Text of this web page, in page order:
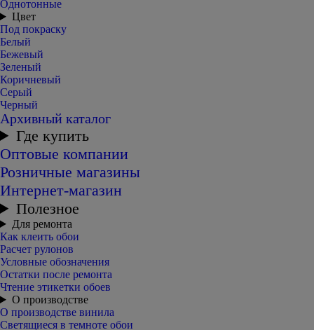
Однотонные
Цвет
Под покраску
Белый
Бежевый
Зеленый
Коричневый
Серый
Черный
Архивный каталог
Где купить
Оптовые компании
Розничные магазины
Интернет-магазин
Полезное
Для ремонта
Как клеить обои
Расчет рулонов
Условные обозначения
Остатки после ремонта
Чтение этикетки обоев
О производстве
О производстве винила
Светящиеся в темноте обои